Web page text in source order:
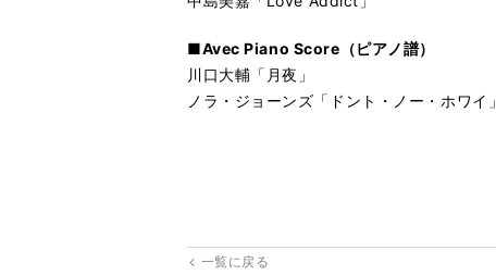
■Avec Piano Score（ピアノ譜）
川口大輔「月夜」
ノラ・ジョーンズ「ドント・ノー・ホワイ」
一覧に戻る